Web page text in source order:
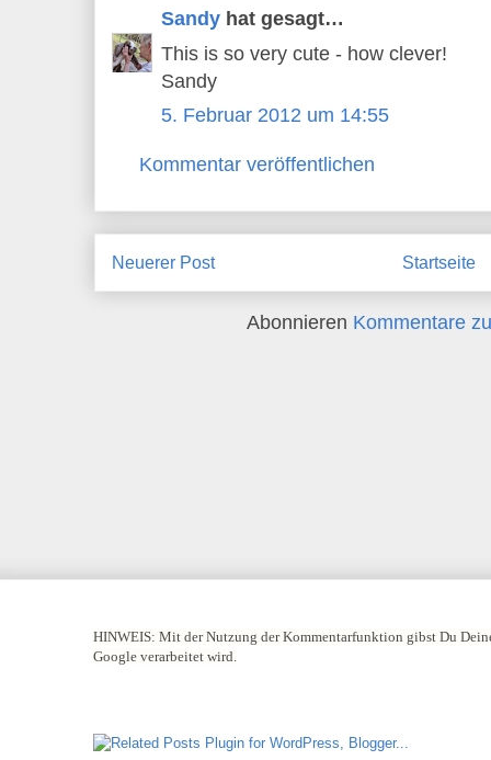
Sandy hat gesagt…
This is so very cute - how clever!
Sandy
5. Februar 2012 um 14:55
Kommentar veröffentlichen
Neuerer Post Startseite
Abonnieren Kommentare
HINWEIS: Mit der Nutzung der Kommentarfunktion gibst Du
Google verarbeitet wird.